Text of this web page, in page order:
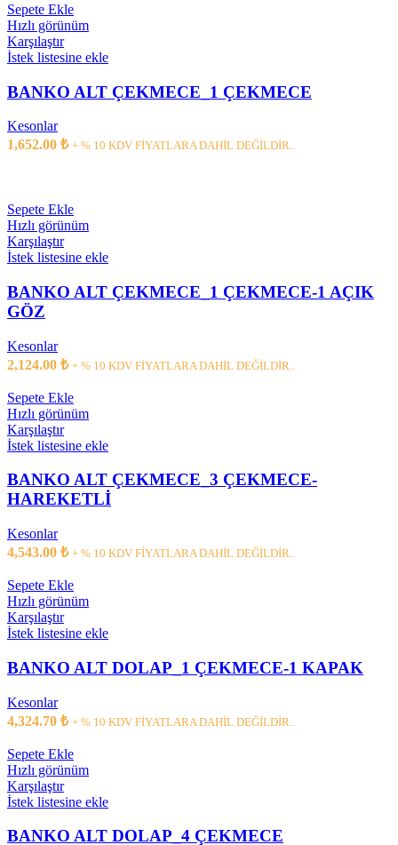
Sepete Ekle
Hızlı görünüm
Karşılaştır
İstek listesine ekle
BANKO ALT ÇEKMECE_1 ÇEKMECE
Kesonlar
1,652.00 ₺ + % 10 KDV FİYATLARA DAHİL DEĞİLDİR..
Sepete Ekle
Hızlı görünüm
Karşılaştır
İstek listesine ekle
BANKO ALT ÇEKMECE_1 ÇEKMECE-1 AÇIK
GÖZ
Kesonlar
2,124.00 ₺ + % 10 KDV FİYATLARA DAHİL DEĞİLDİR..
Sepete Ekle
Hızlı görünüm
Karşılaştır
İstek listesine ekle
BANKO ALT ÇEKMECE_3 ÇEKMECE-
HAREKETLİ
Kesonlar
4,543.00 ₺ + % 10 KDV FİYATLARA DAHİL DEĞİLDİR..
Sepete Ekle
Hızlı görünüm
Karşılaştır
İstek listesine ekle
BANKO ALT DOLAP_1 ÇEKMECE-1 KAPAK
Kesonlar
4,324.70 ₺ + % 10 KDV FİYATLARA DAHİL DEĞİLDİR..
Sepete Ekle
Hızlı görünüm
Karşılaştır
İstek listesine ekle
BANKO ALT DOLAP_4 ÇEKMECE